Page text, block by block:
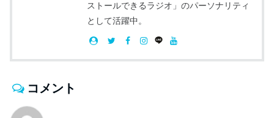
ストールできるラジオ」のパーソナリティ
として活躍中。
コメント